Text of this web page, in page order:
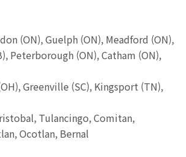
(ON), Guelph (ON), Meadford (ON),
Peterborough (ON), Catham (ON),
Greenville (SC), Kingsport (TN),
Tulancingo, Comitan,
Ocotlan, Bernal